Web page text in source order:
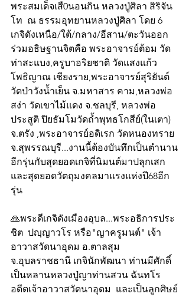
พระสมเด็จเสื0นอนกิน หลวงปู่ศิลา สิริจัน
โท  ณ ธรรมอุทยานหลวงปู่ศิลา โดย 6
เกจิดังเหนือ/ใต้/กลาง/อีสาน/ตะวันออก
ร่วมอธิษฐานจิตคือ พระอาจารย์ต้อม วัด
ท่าสะแบง,ครูบาอริยชาติ วัดแสงแก้ว
โพธิญาณ เชียงราย,พระอาจารย์สุริยันต์
วัดป่าวังน้ำเย็น จ.มหาสาร คาม,หลวงพ่อ
สง่า วัดเขาไม้แดง จ.ชลบุรี, หลวงพ่อ
ประสูติ ปิยธัมโมวัดถ้ำพุทธโกสีย์(ในเตา)
จ.ตรัง ,พระอาจารย์อดิเรก วัดหนองทราย
จ.สุพรรณบุรี...งานนี้ต้องบันทึกเป็นตำนาน
อีกรุ่นกับสุดยอดเกจิที่นิมนต์มาปลุกเสก
และสุดยอดวัตถุมงคลมาแรงแห่งปี68อีก
รุ่น
🙏พระดีเกจิดังเมืองอุบล...พระอธิการประ
ชิต  ปญฺญาวโร หรือ"ญาครูมนต์" เจ้า
อาวาสวัดนาอุดม อ.ตาลสุม
จ.อุบลราชธานี เกจินักพัฒนา ท่านมีศักดิ์
เป็นหลานหลวงปู่ญาท่านสวน ฉันทโร
อดีตเจ้าอาวาสวัดนาอุดม  และเป็นลูกศิษย์